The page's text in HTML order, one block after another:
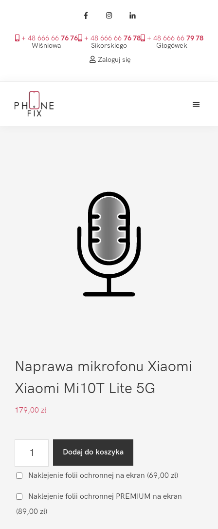
+ 48 666 66 76 76
Wiśniowa
+ 48 666 66 76 78
Sikorskiego
+ 48 666 66 79 78
Głogówek
Zaloguj się
głównego
Naprawa mikrofonu Xiaomi
Xiaomi Mi10T Lite 5G
179,00 zł
mikrofonu
Xiaomi
Mi10T
Dodaj do koszyka
Naklejenie folii ochronnej na ekran (69,00 zł)
Naklejenie folii ochronnej PREMIUM na ekran
(89,00 zł)